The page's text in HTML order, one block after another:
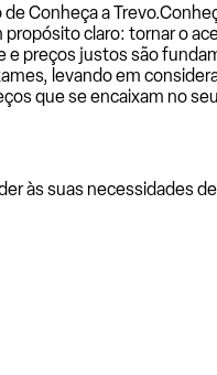
Conheça a Trevo.
propósito claro: tornar o
e preços justos são
levando em
que se encaixam no
às suas necessidades